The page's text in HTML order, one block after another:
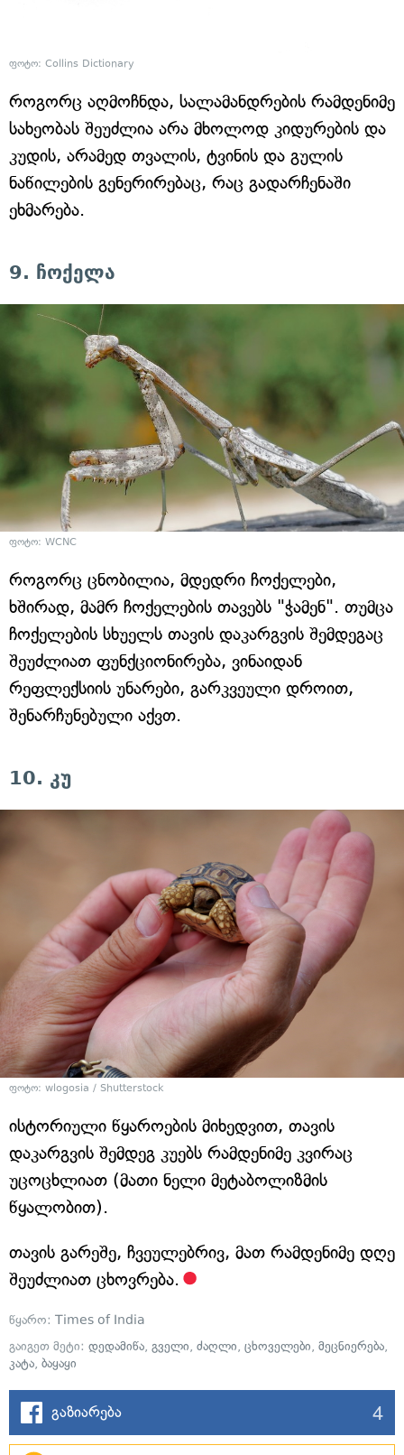
ფოტო: Collins Dictionary
როგორც აღმოჩნდა, სალამანდრების რამდენიმე
სახეობას შეუძლია არა მხოლოდ კიდურების და
კუდის, არამედ თვალის, ტვინის და გულის
ნაწილების გენერირებაც, რაც გადარჩენაში
ეხმარება.
9. ჩოქელა
ფოტო: WCNC
როგორც ცნობილია, მდედრი ჩოქელები,
ხშირად, მამრ ჩოქელების თავებს "ჭამენ". თუმცა
ჩოქელების სხუელს თავის დაკარგვის შემდეგაც
შეუძლიათ ფუნქციონირება, ვინაიდან
რეფლექსიის უნარები, გარკვეული დროით,
შენარჩუნებული აქვთ.
10. კუ
ფოტო: wlogosia / Shutterstock
ისტორიული წყაროების მიხედვით, თავის
დაკარგვის შემდეგ კუებს რამდენიმე კვირაც
უცოცხლიათ (მათი ნელი მეტაბოლიზმის
წყალობით).
თავის გარეშე, ჩვეულებრივ, მათ რამდენიმე დღე
შეუძლიათ ცხოვრება.
წყარო: Times of India
გაიგეთ მეტი: დედამიწა, გველი, ძაღლი, ცხოველები, მეცნიერება,
კატა, ბაყაყი
გაზიარება 4